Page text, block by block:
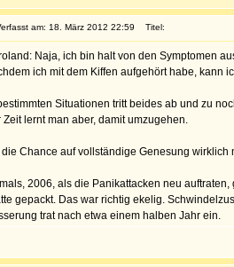
am: 18. März 2012 22:59 Titel:
Naja, ich bin halt von den Symptomen
ich mit dem Kiffen aufgehört habe, kann
Situationen tritt beides ab und zu
Zeit lernt man aber, damit umzugehen.
die Chance auf vollständige Genesung wirklich
2006, als die Panikattacken neu
gepackt. Das war richtig ekelig.
trat nach etwa einem halben Jahr ein.